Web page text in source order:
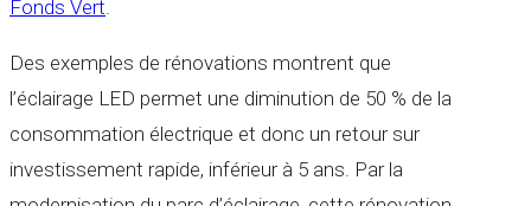
Fonds Vert
Des exemples de rénovations montrent que
l’éclairage LED permet une diminution de 50 % de la
consommation électrique et donc un retour sur
investissement rapide, inférieur à 5 ans. Par la